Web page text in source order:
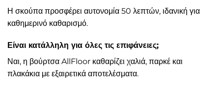
Η σκούπα προσφέρει αυτονομία 50 λεπτών, ιδανική για
καθημερινό καθαρισμό.
Είναι κατάλληλη για όλες τις επιφάνειες;
Ναι, η βούρτσα AllFloor καθαρίζει χαλιά, παρκέ και
πλακάκια με εξαιρετικά αποτελέσματα.